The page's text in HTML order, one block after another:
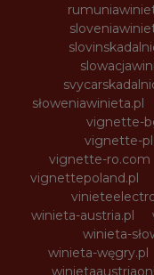
słoweniawinieta.pl
vignette-
vignette-
vignette-ro.com
vignettepoland.pl
winieta-austria.pl
winieta-
winieta-węgry.pl